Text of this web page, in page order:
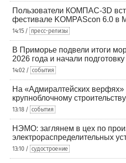
Пользователи КОМПАС-3D
фестивале KOMPAScon 6.0 в
14:15 / пресс-релизы
В Приморье подвели итоги
2026 года и начали
14:02 / события
На «Адмиралтейских верфях»
крупноблочному строительству
13:18 / события
НЭМО: заглянем в цех по
электрораспределительных
13:10 / судостроение